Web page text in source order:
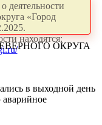
деятельности
«Город
находятся:
ОКРУГА
в выходной день
аварийное